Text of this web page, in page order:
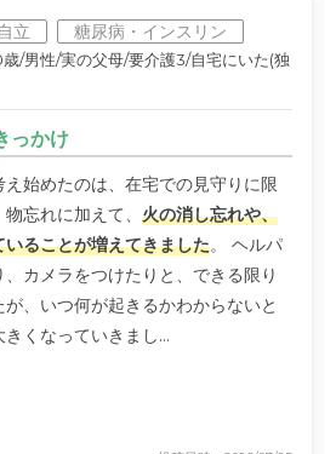
自立 糖尿病・インスリン
/男性/実の父母/要介護3/自宅にいた(独
っかけ
始めたのは、在宅での見守りに限
忘れに加えて、 火の消し忘れや、
ることが増えてきました。 ヘルパ
カメラをつけたりと、できる限り
、いつ何が起きるかわからないと
くなっていきまし...